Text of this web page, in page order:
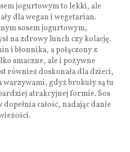
jogurtowym to lekki, ale
dla wegan i wegetarian.
sosem jogurtowym,
na zdrowy lunch czy kolację.
i błonnika, a połączony z
smaczne, ale i pożywne
również doskonała dla dzieci,
warzywami, gdyż brokuły są tu
atrakcyjnej formie. Sos
całość, nadając danie